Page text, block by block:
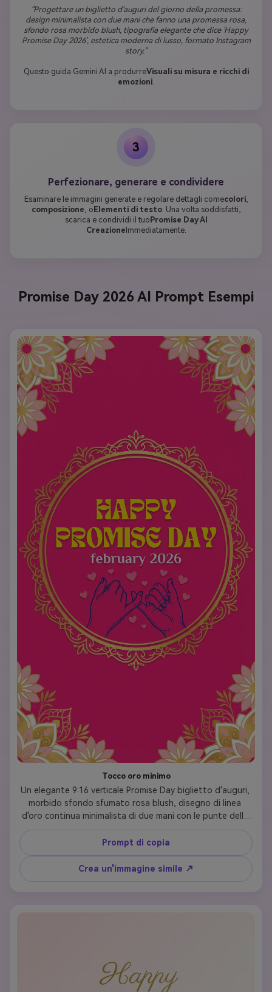
"Progettare un biglietto d'auguri del giorno della promessa:
design minimalista con due mani che fanno una promessa rosa,
sfondo rosa morbido blush, tipografia elegante che dice 'Happy
Promise Day 2026', estetica moderna di lusso, formato Instagram
story."
Questo guida Gemini AI a produrreVisuali su misura e ricchi di
emozioni
3
Perfezionare, generare e condividere
Esaminare le immagini generate e regolare dettagli comecolori,
composizione , oElementi di testo. Una volta soddisfatti,
scarica e condividi il tuoPromise Day AI
CreazioneImmediatamente.
Promise Day 2026 AI Prompt Esempi
Tocco oro minimo
Un elegante 9:16 verticale Promise Day biglietto d'auguri,
morbido sfondo sfumato rosa blush, disegno di linea
d'oro continua minimalista di due mani con le punte delle
dita che si toccano al centro, "Happy Promise Day" in
carattere di script raffinato sopra, "2026" sotto, pulito e
design romantico, un sacco di spazio bianco, estetica
moderna di lusso, formato Instagram story
Prompt di copia
Crea un'immagine simile ↗